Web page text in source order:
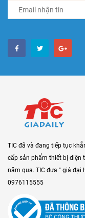
TIC đã và đang tiếp tục
cấp sản phẩm thiết bị điện
năm qua. TIC đưa " giá đại
0976115555